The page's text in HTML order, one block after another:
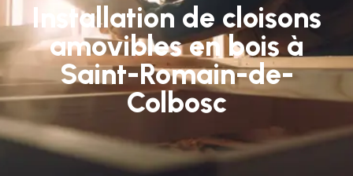
Installation de cloisons
amovibles en bois à
Saint-Romain-de-
Colbosc